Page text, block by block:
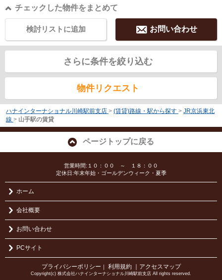
チェックした物件をまとめて
お問い合わせ
検討リストに追加
さらに条件を絞り込む
物件リクエスト
ハナインターナショナル川崎駅前支店 > (賃貸)路線・駅から探す > JR京浜東北
線 > 山手駅の賃貸
ページトップに戻る
営業時間:１０：００ ～ １８：００
定休日:年末年始・ゴールデンウィーク・夏季
ホーム
会社概要
お問い合わせ
PCサイト
プライバシーポリシー ｜ 利用規約 ｜アクセスマップ
Copyright(c) 株式会社ハナインターナショナル川崎駅前支店 All rights reserved.